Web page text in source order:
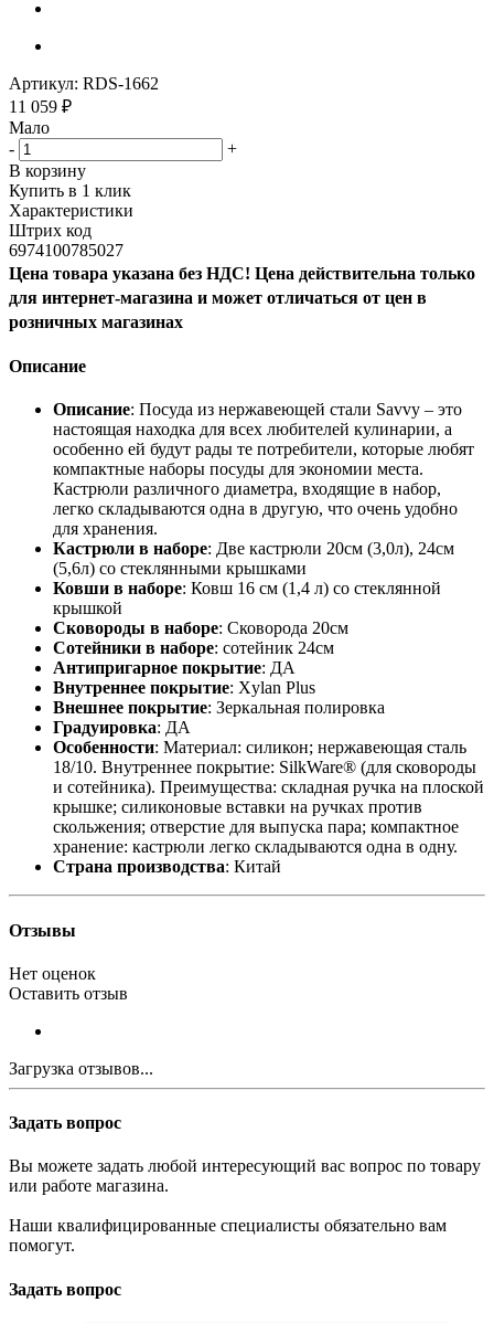
Артикул: RDS-1662
11 059 ₽
Мало
-
+
В корзину
Купить в 1 клик
Характеристики
Штрих код
6974100785027
Цена товара указана без НДС! Цена действительна только
для интернет-магазина и может отличаться от цен в
розничных магазинах
Описание
Описание: Посуда из нержавеющей стали Savvy – это
настоящая находка для всех любителей кулинарии, а
особенно ей будут рады те потребители, которые любят
компактные наборы посуды для экономии места.
Кастрюли различного диаметра, входящие в набор,
легко складываются одна в другую, что очень удобно
для хранения.
Кастрюли в наборе: Две кастрюли 20см (3,0л), 24см
(5,6л) со стеклянными крышками
Ковши в наборе: Ковш 16 см (1,4 л) со стеклянной
крышкой
Сковороды в наборе: Сковорода 20см
Сотейники в наборе: сотейник 24см
Антипригарное покрытие: ДА
Внутреннее покрытие: Xylan Plus
Внешнее покрытие: Зеркальная полировка
Градуировка: ДА
Особенности: Материал: силикон; нержавеющая сталь
18/10. Внутреннее покрытие: SilkWare® (для сковороды
и сотейника). Преимущества: складная ручка на плоской
крышке; силиконовые вставки на ручках против
скольжения; отверстие для выпуска пара; компактное
хранение: кастрюли легко складываются одна в одну.
Страна производства: Китай
Отзывы
Нет оценок
Оставить отзыв
Загрузка отзывов...
Задать вопрос
Вы можете задать любой интересующий вас вопрос по товару
или работе магазина.
Наши квалифицированные специалисты обязательно вам
помогут.
Задать вопрос